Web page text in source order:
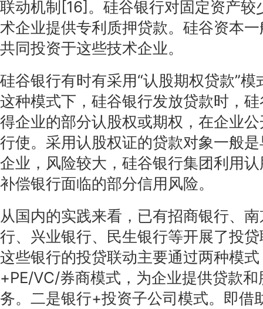
联动机制[16]。硅谷银行对固定资产较
术企业提供专利质押贷款。硅谷资本
共同投资于这些技术企业。
硅谷银行有时有采用“认股期权贷款”
这种模式下，硅谷银行发放贷款时，
得企业的部分认股权或期权，在企业
行使。采用认股权证的贷款对象一般
企业，风险较大，硅谷银行集团利用
补偿银行面临的部分信用风险。
从国内的实践来看，已有招商银行、
行、兴业银行、民生银行等开展了投
这些银行的投贷联动主要通过两种模
+PE/VC/券商模式，为企业提供贷款
务。二是银行+投资子公司模式。即借